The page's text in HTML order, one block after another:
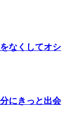
なくしてオシ
にきっと出会